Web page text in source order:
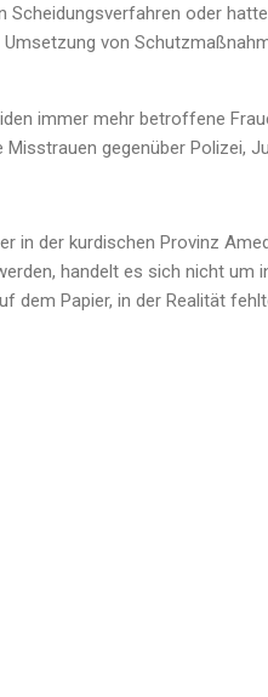
oder
von
immer mehr betroffene
gegenüber Polizei,
in der kurdischen Provinz
handelt es sich nicht um
dem Papier, in der Realität